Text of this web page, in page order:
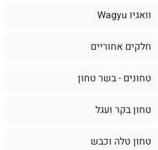
וואגיו Wagyu
חלקים אחוריים
טחונים - בשר טחון
טחון בקר ועגל
טחון טלה וכבש